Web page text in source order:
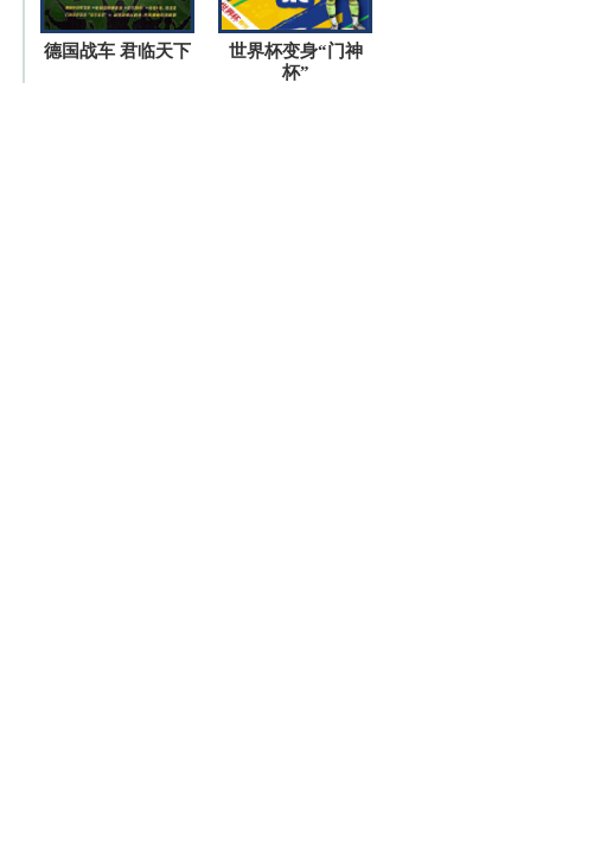
德国战车 君临天下
世界杯变身“门神
杯”